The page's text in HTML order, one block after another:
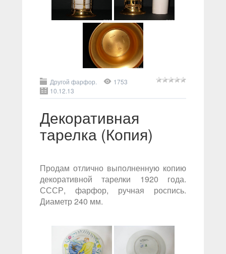
Другой фарфор.
1753
10.12.13
Декоративная
тарелка (Копия)
Продам отлично выполненную копию
декоративной тарелки 1920 года.
СССР, фарфор, ручная роспись.
Диаметр 240 мм.